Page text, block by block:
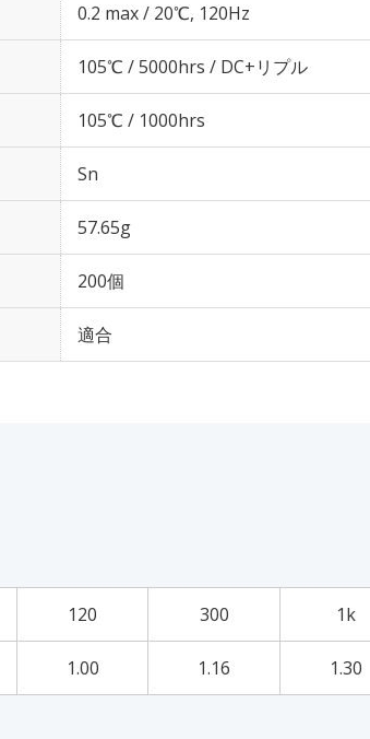
0.2 max / 20℃, 120Hz
105℃ / 5000hrs / DC+リプル
105℃ / 1000hrs
Sn
57.65g
200個
適合
120 300 1k
1.00 1.16 1.30